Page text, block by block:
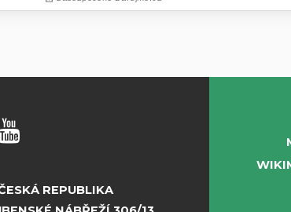
REPUBLIKA